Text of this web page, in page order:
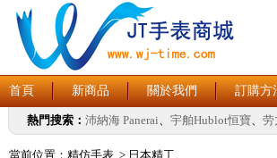
首頁 新商品 關於我們 訂購方
熱門搜索： 沛納海 Panerai、 宇舶Hublot恒寶、 劳
當前位置： 精仿手表 > 日本精工